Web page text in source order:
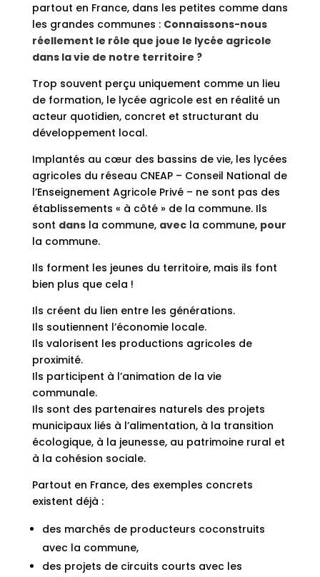
partout en France, dans les petites comme dans
les grandes communes : Connaissons-nous
réellement le rôle que joue le lycée agricole
dans la vie de notre territoire ?
Trop souvent perçu uniquement comme un lieu
de formation, le lycée agricole est en réalité un
acteur quotidien, concret et structurant du
développement local.
Implantés au cœur des bassins de vie, les lycées
agricoles du réseau CNEAP – Conseil National de
l’Enseignement Agricole Privé – ne sont pas des
établissements « à côté » de la commune. Ils
sont dansla commune, avecla commune, pour
la commune.
Ils forment les jeunes du territoire, mais ils font
bien plus que cela !
Ils créent du lien entre les générations.
Ils soutiennent l’économie locale.
Ils valorisent les productions agricoles de
proximité.
Ils participent à l’animation de la vie
communale.
Ils sont des partenaires naturels des projets
municipaux liés à l’alimentation, à la transition
écologique, à la jeunesse, au patrimoine rural et
à la cohésion sociale.
Partout en France, des exemples concrets
existent déjà :
des marchés de producteurs coconstruits
avec la commune,
des projets de circuits courts avec les